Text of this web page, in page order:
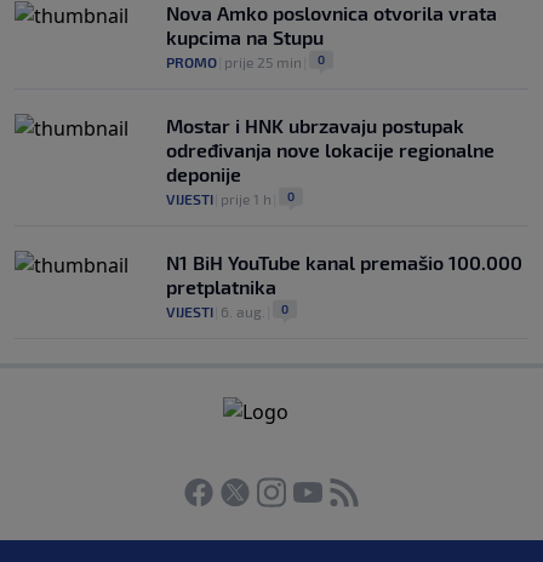
Nova Amko poslovnica otvorila vrata
kupcima na Stupu
PROMO prije 25 min 0
Mostar i HNK ubrzavaju postupak
određivanja nove lokacije regionalne
deponije
VIJESTI prije 1 h 0
N1 BiH YouTube kanal premašio 100.000
pretplatnika
VIJESTI 6. aug. 0